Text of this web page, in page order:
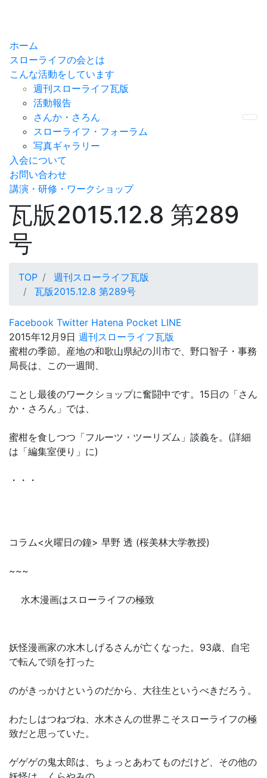
ホーム
スローライフの会とは
こんな活動をしています
週刊スローライフ瓦版
活動報告
さんか・さろん
スローライフ・フォーラム
写真ギャラリー
入会について
お問い合わせ
講演・研修・ワークショップ
瓦版2015.12.8 第289
号
TOP
週刊スローライフ瓦版
瓦版2015.12.8 第289号
Facebook Twitter Hatena Pocket LINE
2015年12月9日 週刊スローライフ瓦版
蜜柑の季節。産地の和歌山県紀の川市で、野口智子・事務
局長は、この一週間、
ことし最後のワークショップに奮闘中です。15日の「さん
か・さろん」では、
蜜柑を食しつつ「フルーツ・ツーリズム」談義を。(詳細
は「編集室便り」に)
・・・
コラム<火曜日の鐘> 早野 透 (桜美林大学教授)
~~~
水木漫画はスローライフの極致
妖怪漫画家の水木しげるさんが亡くなった。93歳、自宅
で転んで頭を打った
のがきっかけというのだから、大往生というべきだろう。
わたしはつねづね、水木さんの世界こそスローライフの極
致だと思っていた。
ゲゲゲの鬼太郎は、ちょっとあわてものだけど、その他の